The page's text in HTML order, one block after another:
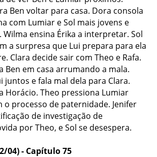
Ben voltar para casa. Dora consola
com Lumiar e Sol mais jovens e
ensina Érika a interpretar. Sol
a surpresa que Lui prepara para ela
Clara decide sair com Theo e Rafa.
Ben em casa arrumando a mala.
juntos e fala mal dela para Clara.
Horácio. Theo pressiona Lumiar
o processo de paternidade. Jenifer
de investigação de
por Theo, e Sol se desespera.
04) - Capítulo 75